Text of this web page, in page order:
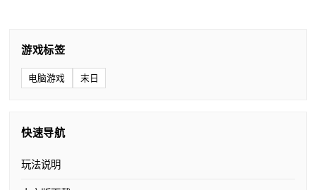
游戏标签
电脑游戏 末日
快速导航
玩法说明